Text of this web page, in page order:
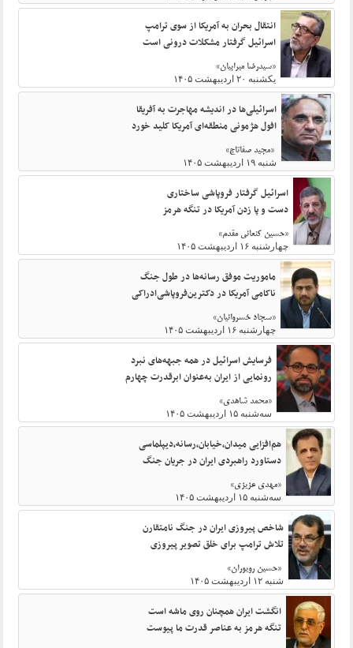
انتقال بحران به آمریکا از سوی ترامپ
اسرائیل گرفتار مشکلات درونی است
«سیدرضا میرابیان»
یکشنبه ۲۰ اردیبهشت ۱۴۰۵
اسرائیلی‌ها در اندیشه مهاجرت به آفریقا
افول هژمونی منطقه‌ای آمریکا کلید خورد
«مجید صفاتاج»
شنبه ۱۹ اردیبهشت ۱۴۰۵
اسرائیل گرفتار فروپاشی ساختاری
دست و پا زدن آمریکا در تنگه هرمز
«حسین کنعانی مقدم»
چهارشنبه ۱۶ اردیبهشت ۱۴۰۵
ماموریت موفق رسانه‌ها در طول جنگ
ناکامی آمریکا در دکترین‌فروپاشی‌ادراکی
«سجاد خسروانیان»
چهارشنبه ۱۶ اردیبهشت ۱۴۰۵
فرسایش اسرائیل در همه جبهه‌های نبرد
رونمایی از ایران به‌عنوان ابرقدرت چهارم
«محمد شاهدی»
سه‌شنبه ۱۵ اردیبهشت ۱۴۰۵
هم‌افزایی میدان،خیابان،رسانه،دیپلماسی
دستاورد راهبردی ایران در جریان جنگ
«مهدی عزیزی»
سه‌شنبه ۱۵ اردیبهشت ۱۴۰۵
شاخص پیروزی ایران در جنگ نامتقارن
تلاش ترامپ برای خلق تصویر پیروزی
«حسین رویوران»
شنبه ۱۲ اردیبهشت ۱۴۰۵
انگشت ایران همچنان روی ماشه است
تنگه هرمز به عناصر قدرت ما پیوست